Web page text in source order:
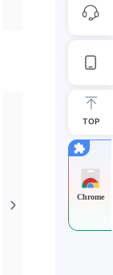
Australia
IP del server
TOP
Chrome